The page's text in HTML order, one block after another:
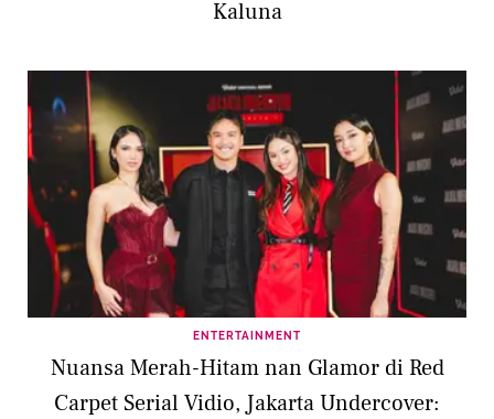
Kaluna
ENTERTAINMENT
Nuansa Merah-Hitam nan Glamor di Red
Carpet Serial Vidio, Jakarta Undercover: